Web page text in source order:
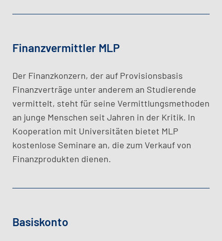
Finanzvermittler MLP
Der Finanzkonzern, der auf Provisionsbasis
Finanzverträge unter anderem an Studierende
vermittelt, steht für seine Vermittlungsmethoden
an junge Menschen seit Jahren in der Kritik. In
Kooperation mit Universitäten bietet MLP
kostenlose Seminare an, die zum Verkauf von
Finanzprodukten dienen.
Basiskonto